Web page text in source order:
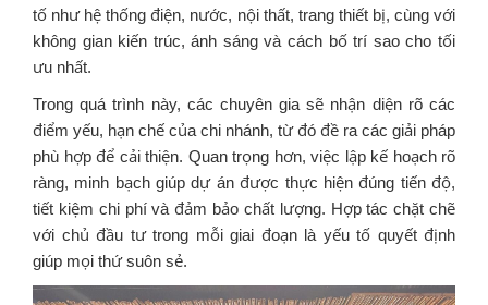
tố như hệ thống điện, nước, nội thất, trang thiết bị, cùng với
không gian kiến trúc, ánh sáng và cách bố trí sao cho tối
ưu nhất.
Trong quá trình này, các chuyên gia sẽ nhận diện rõ các
điểm yếu, hạn chế của chi nhánh, từ đó đề ra các giải pháp
phù hợp để cải thiện. Quan trọng hơn, việc lập kế hoạch rõ
ràng, minh bạch giúp dự án được thực hiện đúng tiến độ,
tiết kiệm chi phí và đảm bảo chất lượng. Hợp tác chặt chẽ
với chủ đầu tư trong mỗi giai đoạn là yếu tố quyết định
giúp mọi thứ suôn sẻ.